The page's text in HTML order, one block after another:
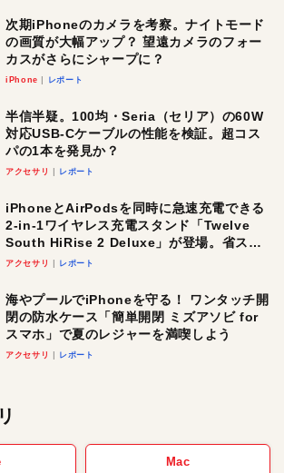
次期iPhoneのカメラを考察。ナイトモード
の画質が大幅アップ？ 望遠カメラのフォー
カスがさらにシャープに？
iPhone レポート
半信半疑。100均・Seria（セリア）の60W
対応USB-Cケーブルの性能を検証。超コス
パの1本を発見か？
アクセサリ レポート
iPhoneとAirPodsを同時に急速充電できる
2-in-1ワイヤレス充電スタンド「Twelve
South HiRise 2 Deluxe」が登場。省スペ
ースでおしゃれに充電したい人にオスス
アクセサリ レポート
海やプールでiPhoneを守る！ ワンタッチ開
閉の防水ケース「簡単開閉 ミズアソビ for
スマホ」で夏のレジャーを満喫しよう
アクセサリ レポート
Mac